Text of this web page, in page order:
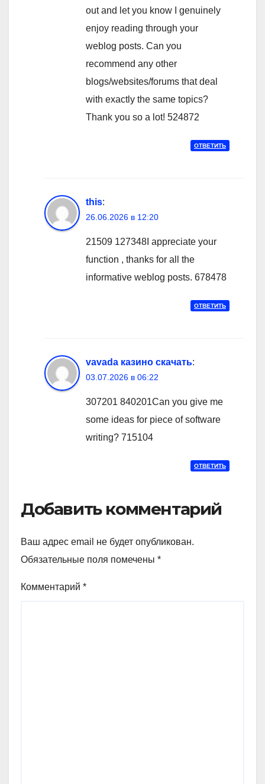
out and let you know I genuinely
enjoy reading through your
weblog posts. Can you
recommend any other
blogs/websites/forums that deal
with exactly the same topics?
Thank you so a lot! 524872
ОТВЕТИТЬ
this:
26.06.2026 в 12:20
21509 127348I appreciate your
function , thanks for all the
informative weblog posts. 678478
ОТВЕТИТЬ
vavada казино скачать:
03.07.2026 в 06:22
307201 840201Can you give me
some ideas for piece of software
writing? 715104
ОТВЕТИТЬ
Добавить комментарий
Ваш адрес email не будет опубликован.
Обязательные поля помечены *
Комментарий *